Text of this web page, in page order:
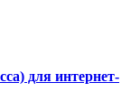
для интернет-